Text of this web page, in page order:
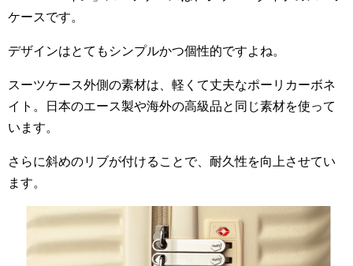
ケースです。
デザインはとてもシンプルかつ個性的ですよね。
スーツケース外側の素材は、軽くて丈夫なポーリカーボネ
イト。日本のエース製や海外の高級品と同じ素材を使って
います。
さらに斜めのリブが付けることで、耐久性を向上させてい
ます。